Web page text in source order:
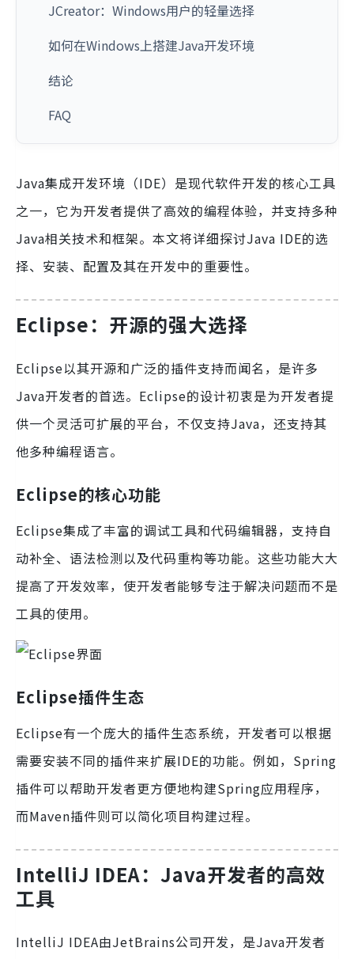
JCreator：Windows用户的轻量选择
如何在Windows上搭建Java开发环境
结论
FAQ
Java集成开发环境（IDE）是现代软件开发的核心工具
之一，它为开发者提供了高效的编程体验，并支持多种
Java相关技术和框架。本文将详细探讨Java IDE的选
择、安装、配置及其在开发中的重要性。
Eclipse：开源的强大选择
Eclipse以其开源和广泛的插件支持而闻名，是许多
Java开发者的首选。Eclipse的设计初衷是为开发者提
供一个灵活可扩展的平台，不仅支持Java，还支持其
他多种编程语言。
Eclipse的核心功能
Eclipse集成了丰富的调试工具和代码编辑器，支持自
动补全、语法检测以及代码重构等功能。这些功能大大
提高了开发效率，使开发者能够专注于解决问题而不是
工具的使用。
Eclipse插件生态
Eclipse有一个庞大的插件生态系统，开发者可以根据
需要安装不同的插件来扩展IDE的功能。例如，Spring
插件可以帮助开发者更方便地构建Spring应用程序，
而Maven插件则可以简化项目构建过程。
IntelliJ IDEA：Java开发者的高效
工具
IntelliJ IDEA由JetBrains公司开发，是Java开发者